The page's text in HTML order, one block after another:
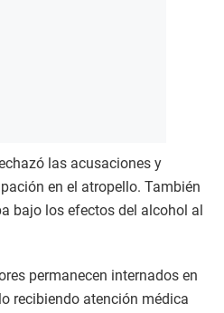
las acusaciones y
en el atropello. También
bajo los efectos del alcohol al
permanecen internados en
recibiendo atención médica